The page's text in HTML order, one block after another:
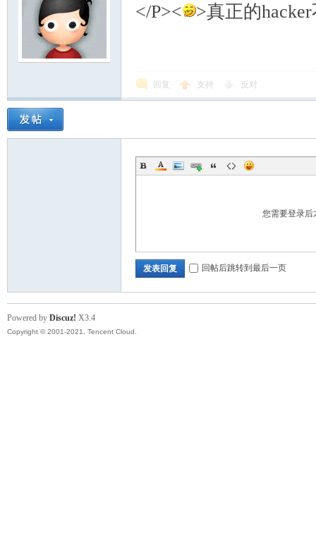
</P><
>真正的
回复 支持 反对
您需要登录
发表回复 回帖后跳转到最后一页
Powered by Discuz! X3.4
Copyright © 2001-2021, Tencent Cloud.